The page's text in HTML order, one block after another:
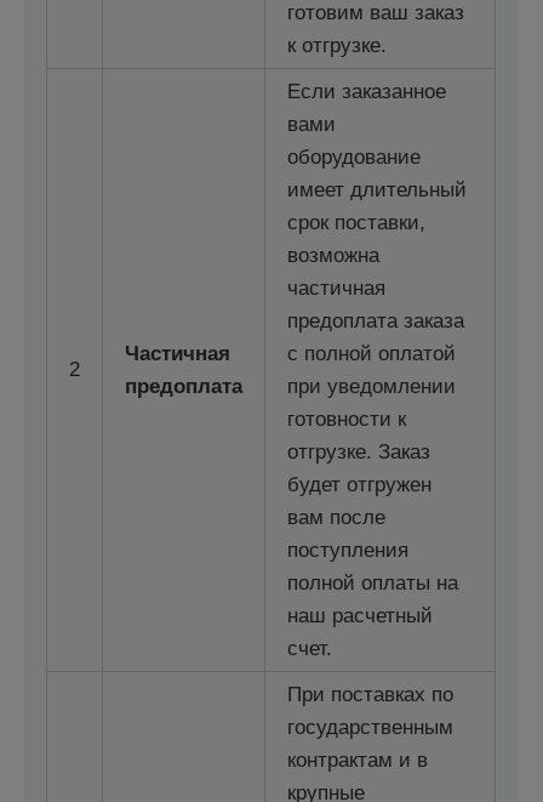
готовим ваш заказ
к отгрузке.
2
Частичная
предоплата
Если заказанное
вами
оборудование
имеет длительный
срок поставки,
возможна
частичная
предоплата заказа
с полной оплатой
при уведомлении
готовности к
отгрузке. Заказ
будет отгружен
вам после
поступления
полной оплаты на
наш расчетный
счет.
При поставках по
государственным
контрактам и в
крупные